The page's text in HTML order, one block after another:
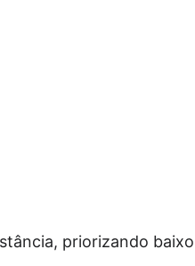
priorizando baixo